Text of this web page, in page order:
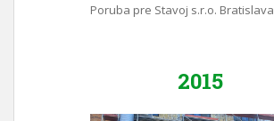
Poruba pre Stavoj s.r.o. Bratislava
2015